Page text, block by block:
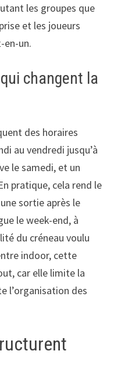
les groupes que
et les joueurs
en-un.
changent la
des horaires
au vendredi jusqu’à
le samedi, et un
pratique, cela rend le
sortie après le
le week-end, à
du créneau voulu
indoor, cette
car elle limite la
l’organisation des